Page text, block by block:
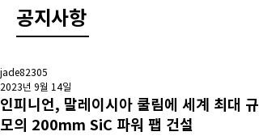
인피니언, 말레이시아 쿨림에 세계 최대 규
모의 200mm SiC 파워 팹 건설
jade82305
2023년 9월 14일
​공지사항